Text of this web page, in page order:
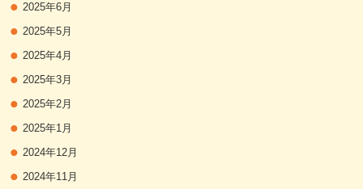
2025年6月
2025年5月
2025年4月
2025年3月
2025年2月
2025年1月
2024年12月
2024年11月